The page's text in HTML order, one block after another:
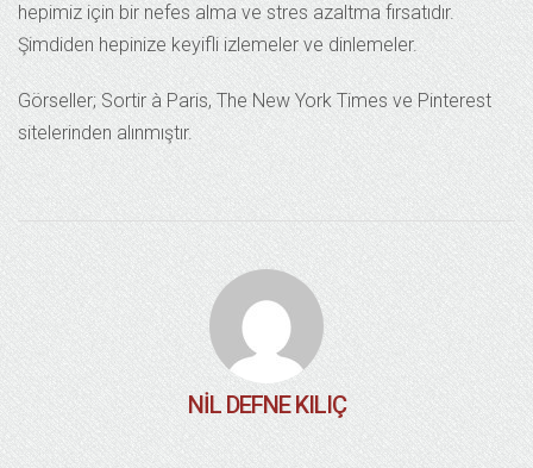
hepimiz için bir nefes alma ve stres azaltma fırsatıdır.
Şimdiden hepinize keyifli izlemeler ve dinlemeler.
Görseller; Sortir à Paris, The New York Times ve Pinterest
sitelerinden alınmıştır.
NIL DEFNE KILIÇ